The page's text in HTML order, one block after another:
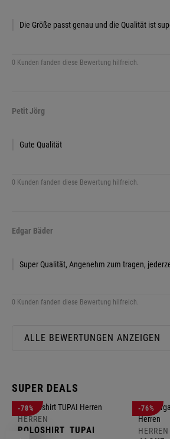
Die Größe passt genau und die Qualität ist
0 Kunden fanden diese Bewertung hilfreich.
Petit Jörg
Gute Qualität
0 Kunden fanden diese Bewertung hilfreich.
Edgar Bäder
Super Qualität, Angenehm zum tragen,
0 Kunden fanden diese Bewertung hilfreich.
ALLE BEWERTUNGEN ANZEIGEN
SUPER DEALS
-78%
HERREN
POLOSHIRT TUPAI
-76%
HERREN